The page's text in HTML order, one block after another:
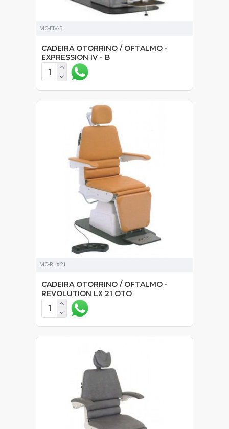
MC-EIV-B
CADEIRA OTORRINO / OFTALMO -
EXPRESSION IV - B
MC-RLX21
CADEIRA OTORRINO / OFTALMO -
REVOLUTION LX 21 OTO